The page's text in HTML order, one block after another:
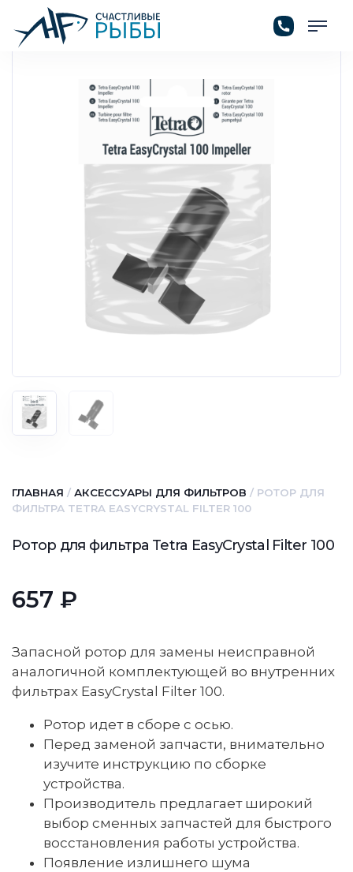
ГЛАВНАЯ / АКСЕССУАРЫ ДЛЯ ФИЛЬТРОВ / РОТОР ДЛЯ
ФИЛЬТРА TETRA EASYCRYSTAL FILTER 100
Ротор для фильтра Tetra EasyCrystal Filter 100
657 ₽
Запасной ротор для замены неисправной
аналогичной комплектующей во внутренних
фильтрах EasyCrystal Filter 100.
Ротор идет в сборе с осью.
Перед заменой запчасти, внимательно
изучите инструкцию по сборке
устройства.
Производитель предлагает широкий
выбор сменных запчастей для быстрого
восстановления работы устройства.
Появление излишнего шума